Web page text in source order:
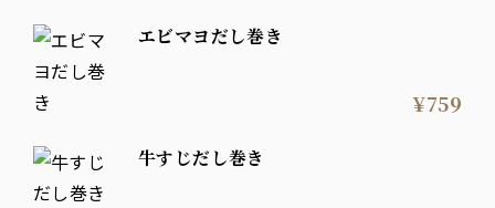
エビマヨだし巻き
¥759
牛すじだし巻き